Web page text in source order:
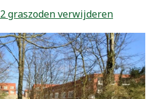
graszoden verwijderen